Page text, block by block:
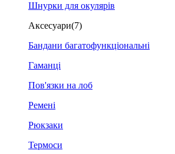
Шнурки для окулярів
Аксесуари(7)
Бандани багатофункціональні
Гаманці
Пов'язки на лоб
Ремені
Рюкзаки
Термоси